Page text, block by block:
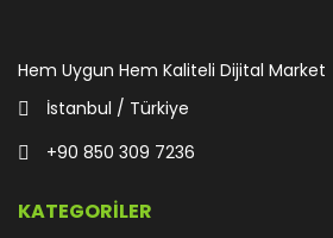
Hem Uygun Hem Kaliteli Dijital Market
İstanbul / Türkiye
+90 850 309 7236
KATEGORİLER